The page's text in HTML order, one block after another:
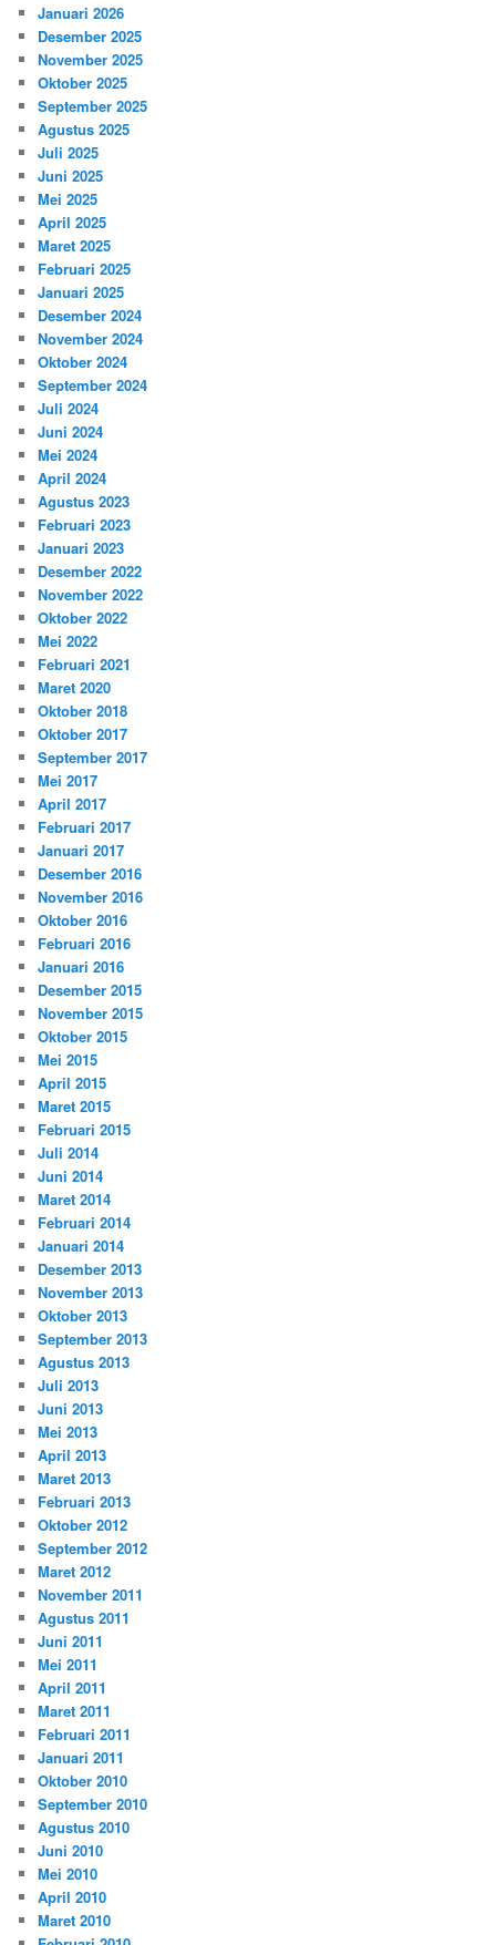
Januari 2026
Desember 2025
November 2025
Oktober 2025
September 2025
Agustus 2025
Juli 2025
Juni 2025
Mei 2025
April 2025
Maret 2025
Februari 2025
Januari 2025
Desember 2024
November 2024
Oktober 2024
September 2024
Juli 2024
Juni 2024
Mei 2024
April 2024
Agustus 2023
Februari 2023
Januari 2023
Desember 2022
November 2022
Oktober 2022
Mei 2022
Februari 2021
Maret 2020
Oktober 2018
Oktober 2017
September 2017
Mei 2017
April 2017
Februari 2017
Januari 2017
Desember 2016
November 2016
Oktober 2016
Februari 2016
Januari 2016
Desember 2015
November 2015
Oktober 2015
Mei 2015
April 2015
Maret 2015
Februari 2015
Juli 2014
Juni 2014
Maret 2014
Februari 2014
Januari 2014
Desember 2013
November 2013
Oktober 2013
September 2013
Agustus 2013
Juli 2013
Juni 2013
Mei 2013
April 2013
Maret 2013
Februari 2013
Oktober 2012
September 2012
Maret 2012
November 2011
Agustus 2011
Juni 2011
Mei 2011
April 2011
Maret 2011
Februari 2011
Januari 2011
Oktober 2010
September 2010
Agustus 2010
Juni 2010
Mei 2010
April 2010
Maret 2010